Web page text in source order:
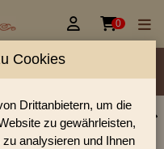
 0
Farbe
Glanz Perlen
Cookies
Drittanbietern, um die
zu gewährleisten,
analysieren und Ihnen